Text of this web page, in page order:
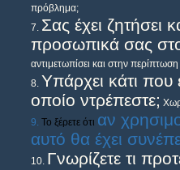
πρόβλημα;
Σας έχει ζητήσει
προσωπικά σας
αντιμετωπίσει και στην
Υπάρχει κάτι που
οποίο ντρέπεστε;
Το ξέρετε ότι αν
αυτό θα έχει
Γνωρίζετε τι